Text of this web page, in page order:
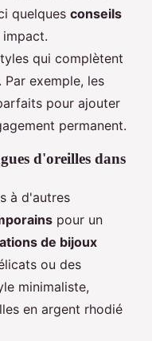
quelques conseils
qui complètent
exemple, les
pour ajouter
permanent.
d'oreilles dans
à d'autres
pour un
de bijoux
ou des
minimaliste,
en argent rhodié